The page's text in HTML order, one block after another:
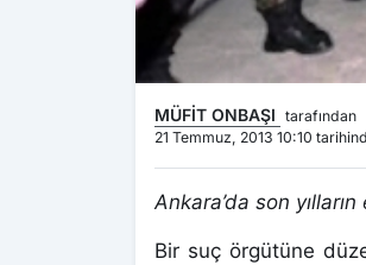
MÜFİT ONBAŞI tarafından
21 Temmuz, 2013 10:10
Ankara’da son
Bir suç örgütüne